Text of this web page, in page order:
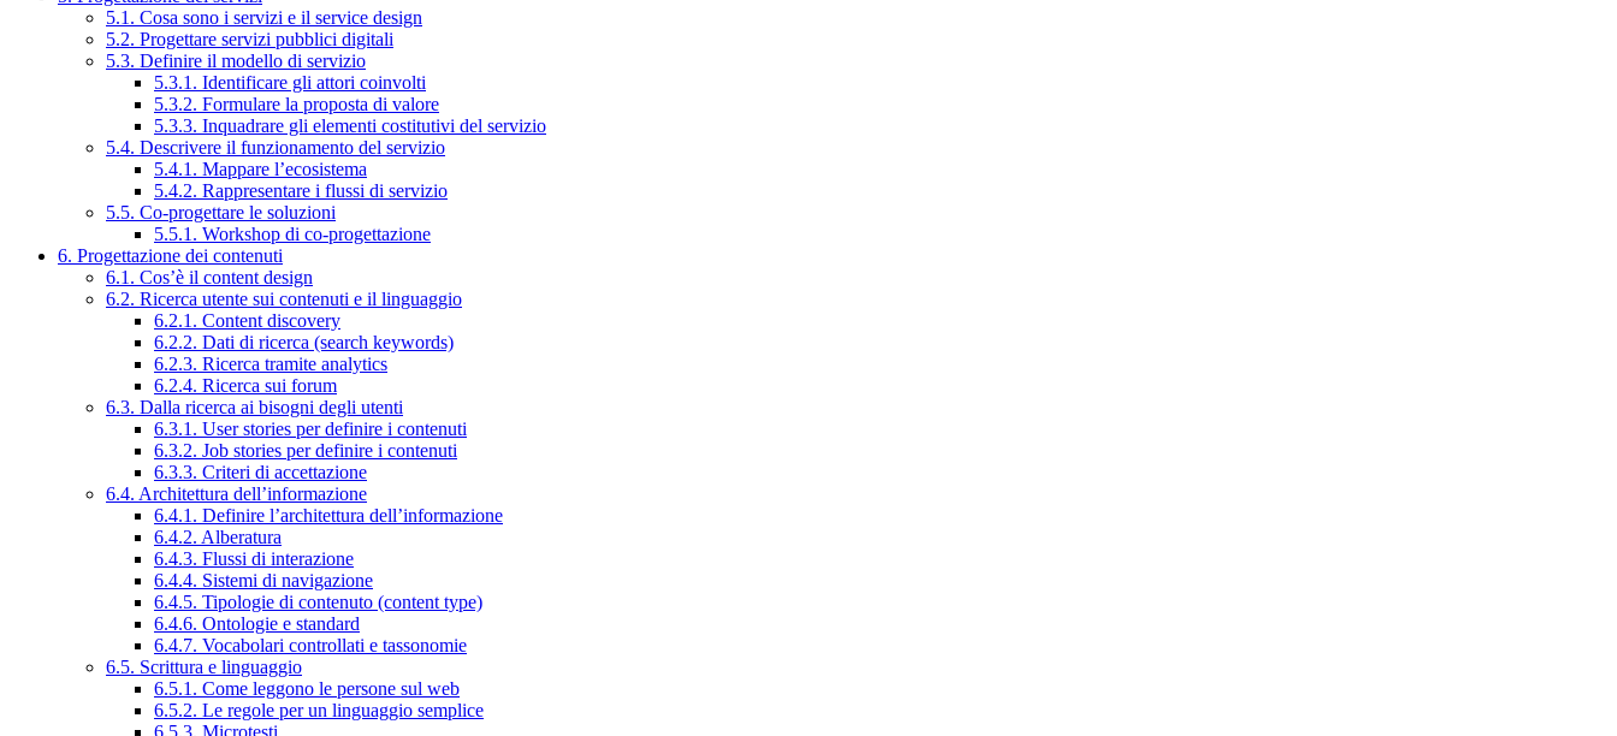
5.1. Cosa sono i servizi e il service design
5.2. Progettare servizi pubblici digitali
5.3. Definire il modello di servizio
5.3.1. Identificare gli attori coinvolti
5.3.2. Formulare la proposta di valore
5.3.3. Inquadrare gli elementi costitutivi del servizio
5.4. Descrivere il funzionamento del servizio
5.4.1. Mappare l’ecosistema
5.4.2. Rappresentare i flussi di servizio
5.5. Co-progettare le soluzioni
5.5.1. Workshop di co-progettazione
6. Progettazione dei contenuti
6.1. Cos’è il content design
6.2. Ricerca utente sui contenuti e il linguaggio
6.2.1. Content discovery
6.2.2. Dati di ricerca (search keywords)
6.2.3. Ricerca tramite analytics
6.2.4. Ricerca sui forum
6.3. Dalla ricerca ai bisogni degli utenti
6.3.1. User stories per definire i contenuti
6.3.2. Job stories per definire i contenuti
6.3.3. Criteri di accettazione
6.4. Architettura dell’informazione
6.4.1. Definire l’architettura dell’informazione
6.4.2. Alberatura
6.4.3. Flussi di interazione
6.4.4. Sistemi di navigazione
6.4.5. Tipologie di contenuto (content type)
6.4.6. Ontologie e standard
6.4.7. Vocabolari controllati e tassonomie
6.5. Scrittura e linguaggio
6.5.1. Come leggono le persone sul web
6.5.2. Le regole per un linguaggio semplice
6.5.3. Microtesti